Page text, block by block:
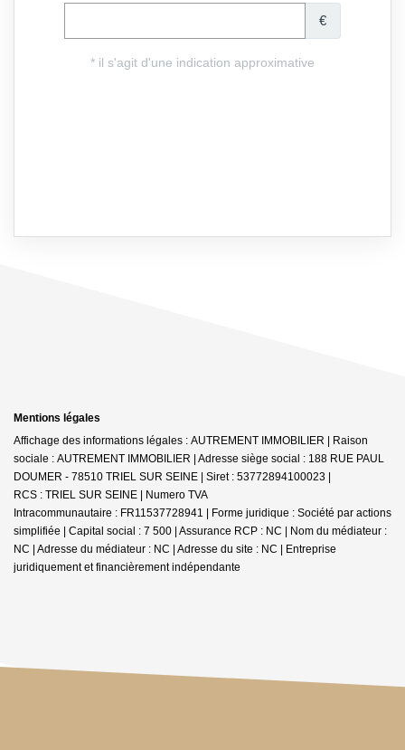
Mentions légales
Affichage des informations légales : AUTREMENT IMMOBILIER | Raison
sociale : AUTREMENT IMMOBILIER | Adresse siège social : 188 RUE PAUL
DOUMER - 78510 TRIEL SUR SEINE | Siret : 53772894100023 |
RCS : TRIEL SUR SEINE | Numero TVA
Intracommunautaire : FR11537728941 | Forme juridique : Société par actions
simplifiée | Capital social : 7 500 | Assurance RCP : NC | Nom du médiateur :
NC | Adresse du médiateur : NC | Adresse du site : NC | Entreprise
juridiquement et financièrement indépendante